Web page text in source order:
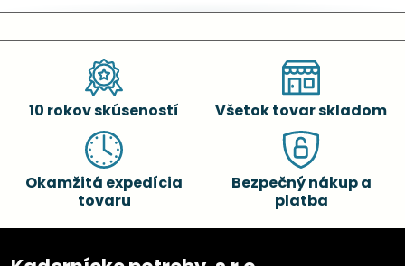
10 rokov skúseností Všetok tovar skladom
Okamžitá expedícia
tovaru
Bezpečný nákup a
platba